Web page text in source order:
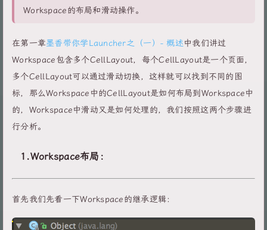
Workspace的布局和滑动操作。
在第一章墨香带你学Launcher之（一）- 概述中我们讲过
Workspace包含多个CellLayout，每个CellLayout是一个页面，
多个CellLayout可以通过滑动切换，这样就可以找到不同的图
标，那么Workspace中的CellLayout是如何布局到Workspace中
的，Workspace中滑动又是如何处理的，我们按照这两个步骤进
行分析。
1.Workspace布局：
首先我们先看一下Workspace的继承逻辑：